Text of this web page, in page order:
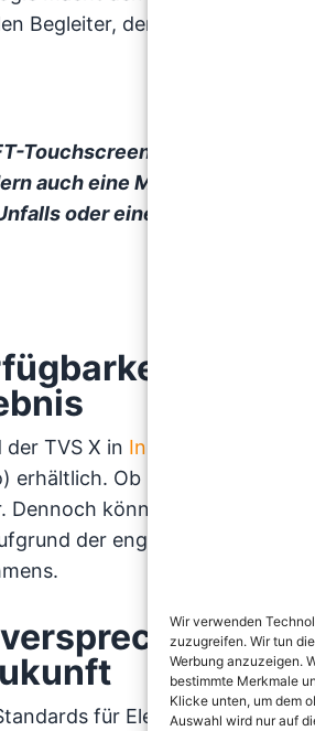
Wir verwenden
zuzugreifen. Wir tun
Werbung anzuzeigen.
bestimmte Merkmale
Klicke unten, um dem
Auswahl wird nur auf
Begleiter, der auf die
Touchscreen, der nicht nur
auch eine Melde-Funktionen
oder einer Panne.
Ein
TVS X in Indien
erhältlich. Ob und wann der
Dennoch könnte ein Import
der engen Verbindungen
für Elektroroller neu